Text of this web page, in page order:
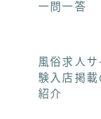
一問一答
風俗求人
験入店掲載
紹介